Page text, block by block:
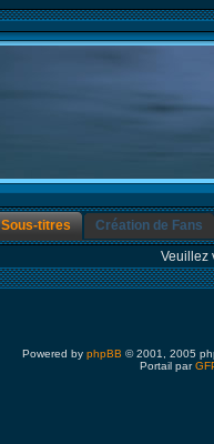
Sous-titres
Création de Fans
Veuillez
Powered by phpBB © 2001, 2005
Portail par